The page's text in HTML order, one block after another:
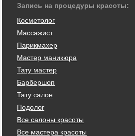
Запись на процедуры красоты:
Косметолог
Массажист
Парикмахер
Мастер маникюра
Тату мастер
Барбершоп
Тату салон
Подолог
Все салоны красоты
Все мастера красоты